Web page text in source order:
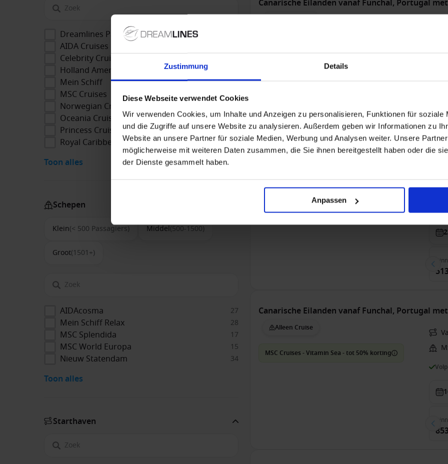
Zustimmung Details
Diese Webseite verwendet Cookies
Wir verwenden Cookies, um Inhalte und Anzeigen zu personalisieren, Funktionen für soziale
und die Zugriffe auf unsere Website zu analysieren. Außerdem geben wir Informationen zu
Website an unsere Partner für soziale Medien, Werbung und Analysen weiter. Unsere
möglicherweise mit weiteren Daten zusammen, die Sie ihnen bereitgestellt haben oder die
der Dienste gesammelt haben.
Anpassen
Dreamlines Package
AIDA Cruises
Celebrity Cruises
Holland America Line
Mein Schiff 92
MSC Cruises 138
Norwegian Cruise Line
Oceania Cruises 37
Princess Cruises 42
Royal Caribbean 1
Toon alles
Schepen
Klein(< 500 Passagiers) Middel(500-1500)
Groot(1501+)
AIDAcosma 27
Mein Schiff Relax 28
MSC Splendida 17
MSC World Europa 15
Nieuw Statendam 34
Toon alles
Start­haven
Canarische Eilanden vanaf Funchal, Portugal
Alleen Cruise
MSC Cruises - Vitamin Sea - tot 50% korting
Canarische Eilanden vanaf Funchal, Portugal
Alleen Cruise
MSC Cruises - Vitamin Sea - tot 50% korting